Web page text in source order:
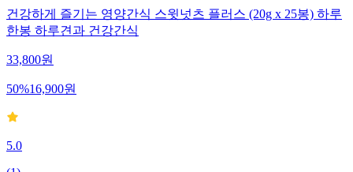
건강하게 즐기는 영양간식 스윗넛츠 플러스 (20g x 25봉) 하루
한봉 하루견과 건강간식
33,800원
50%16,900원
5.0